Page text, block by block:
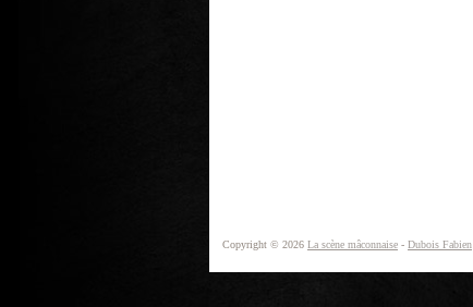
Copyright © 2026 La scène mâconnaise - Dubois Fabien